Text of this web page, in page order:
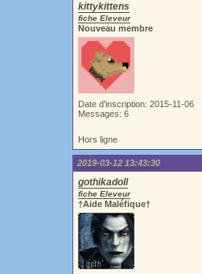
kittykittens
fiche Eleveur
Nouveau membre
Date d'inscription: 2015-11-06
Messages: 6
Hors ligne
2019-03-12 13:43:30
gothikadoll
fiche Eleveur
†Aide Maléfique†